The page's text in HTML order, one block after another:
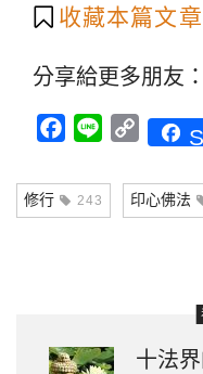
收藏本篇文章
分享給更多朋友：
Facebook
Line Copy
修行 243 印心佛法
十法